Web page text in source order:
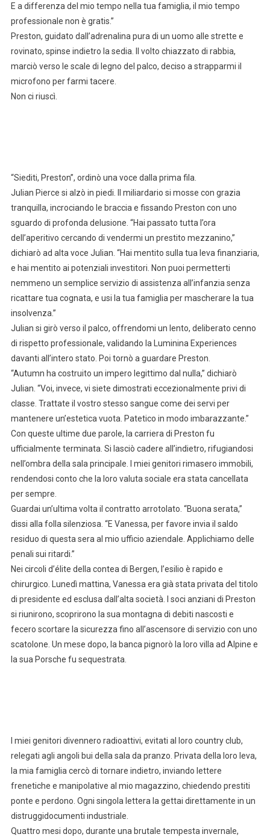
E a differenza del mio tempo nella tua famiglia, il mio tempo
professionale non è gratis.”
Preston, guidato dall’adrenalina pura di un uomo alle strette e
rovinato, spinse indietro la sedia. Il volto chiazzato di rabbia,
marciò verso le scale di legno del palco, deciso a strapparmi il
microfono per farmi tacere.
Non ci riuscì.
“Siediti, Preston”, ordinò una voce dalla prima fila.
Julian Pierce si alzò in piedi. Il miliardario si mosse con grazia
tranquilla, incrociando le braccia e fissando Preston con uno
sguardo di profonda delusione. “Hai passato tutta l’ora
dell’aperitivo cercando di vendermi un prestito mezzanino,”
dichiarò ad alta voce Julian. “Hai mentito sulla tua leva finanziaria,
e hai mentito ai potenziali investitori. Non puoi permetterti
nemmeno un semplice servizio di assistenza all’infanzia senza
ricattare tua cognata, e usi la tua famiglia per mascherare la tua
insolvenza.”
Julian si girò verso il palco, offrendomi un lento, deliberato cenno
di rispetto professionale, validando la Luminina Experiences
davanti all’intero stato. Poi tornò a guardare Preston.
“Autumn ha costruito un impero legittimo dal nulla,” dichiarò
Julian. “Voi, invece, vi siete dimostrati eccezionalmente privi di
classe. Trattate il vostro stesso sangue come dei servi per
mantenere un’estetica vuota. Patetico in modo imbarazzante.”
Con queste ultime due parole, la carriera di Preston fu
ufficialmente terminata. Si lasciò cadere all’indietro, rifugiandosi
nell’ombra della sala principale. I miei genitori rimasero immobili,
rendendosi conto che la loro valuta sociale era stata cancellata
per sempre.
Guardai un’ultima volta il contratto arrotolato. “Buona serata,”
dissi alla folla silenziosa. “E Vanessa, per favore invia il saldo
residuo di questa sera al mio ufficio aziendale. Applichiamo delle
penali sui ritardi.”
Nei circoli d’élite della contea di Bergen, l’esilio è rapido e
chirurgico. Lunedì mattina, Vanessa era già stata privata del titolo
di presidente ed esclusa dall’alta società. I soci anziani di Preston
si riunirono, scoprirono la sua montagna di debiti nascosti e
fecero scortare la sicurezza fino all’ascensore di servizio con uno
scatolone. Un mese dopo, la banca pignorò la loro villa ad Alpine e
la sua Porsche fu sequestrata.
I miei genitori divennero radioattivi, evitati al loro country club,
relegati agli angoli bui della sala da pranzo. Privata della loro leva,
la mia famiglia cercò di tornare indietro, inviando lettere
frenetiche e manipolative al mio magazzino, chiedendo prestiti
ponte e perdono. Ogni singola lettera la gettai direttamente in un
distruggidocumenti industriale.
Quattro mesi dopo, durante una brutale tempesta invernale,